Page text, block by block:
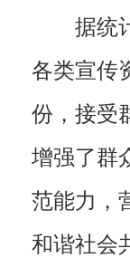
据统计
各类宣传
份，接受
增强了群
范能力，
和谐社会